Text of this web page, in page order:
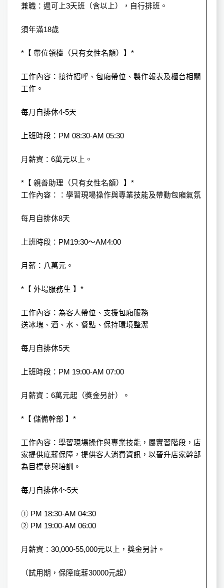
兼職：週可上3天班（含以上），自行排班。
須年滿18歲
*【 帶位領檯（只有女性名額）】*
工作內容：接待招呼、包廂帶位、製作報表及櫃台相關
工作。
每月自排休4-5天
上班時段：PM 08:30-AM 05:30
月薪資：6萬元以上。
*【 親善助理（只有女性名額）】*
工作內容：：學習現場操作與專業技能及帶動包廂氣氛
每月自排休8天
上班時段：PM19:30～AM4:00
月薪：八萬元。
*【 外場服務生 】*
工作內容：為客人帶位、支援包廂服務
送冰塊、酒、水、餐點、保持環境整潔
每月自排休5天
上班時段：PM 19:00-AM 07:00
月薪資：6萬元起（獎金另計）。
*【 儲備幹部 】*
工作內容：學習現場操作與專業技能，屬實習階段，店
家提供底薪保障，提供客人消費資訊，以晉升店家幹部
為目標參與培訓。
每月自排休4~5天
① PM 18:30-AM 04:30
② PM 19:00-AM 06:00
月薪資：30,000-55,000元以上，獎金另計。
（試用期，保障底薪30000元起）